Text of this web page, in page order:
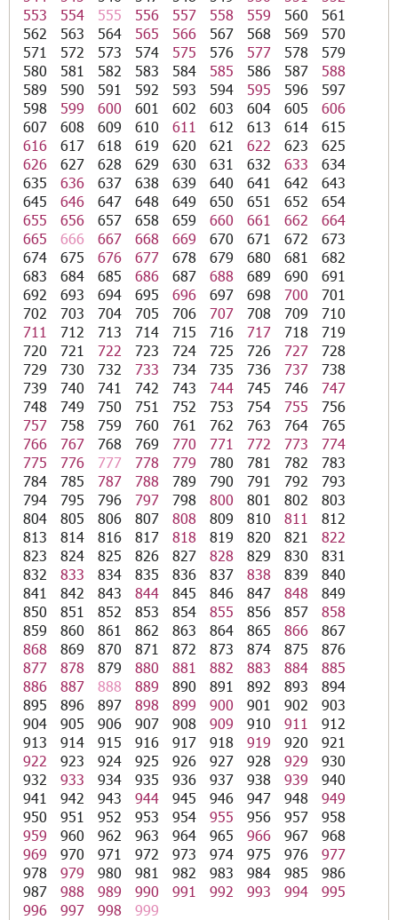
553
554 555 556 557 558 559 560
561
562
563 564 565 566 567 568 569
570
571
572 573 574 575 576 577 578
579
580
581 582 583 584 585 586 587
588
589
590 591 592 593 594 595 596
597
598
599 600 601 602 603 604 605
606
607
608 609 610 611 612 613 614
615
616
617 618 619 620 621 622 623
625
626
627 628 629 630 631 632 633
634
635
636 637 638 639 640 641 642
643
645
646 647 648 649 650 651 652
654
655
656 657 658 659 660 661 662
664
665
666 667 668 669 670 671 672
673
674
675 676 677 678 679 680 681
682
683
684 685 686 687 688 689 690
691
692
693 694 695 696 697 698 700
701
702
703 704 705 706 707 708 709
710
711
712 713 714 715 716 717 718
719
720
721 722 723 724 725 726 727
728
729
730 732 733 734 735 736 737
738
739
740 741 742 743 744 745 746
747
748
749 750 751 752 753 754 755
756
757
758 759 760 761 762 763 764
765
766
767 768 769 770 771 772 773
774
775
776 777 778 779 780 781 782
783
784
785 787 788 789 790 791 792
793
794
795 796 797 798 800 801 802
803
804
805 806 807 808 809 810 811
812
813
814 816 817 818 819 820 821
822
823
824 825 826 827 828 829 830
831
832
833 834 835 836 837 838 839
840
841
842 843 844 845 846 847 848
849
850
851 852 853 854 855 856 857
858
859
860 861 862 863 864 865 866
867
868
869 870 871 872 873 874 875
876
877
878 879 880 881 882 883 884
885
886
887 888 889 890 891 892 893
894
895
896 897 898 899 900 901 902
903
904
905 906 907 908 909 910 911
912
913
914 915 916 917 918 919 920
921
922
923 924 925 926 927 928 929
930
932
933 934 935 936 937 938 939
940
941
942 943 944 945 946 947 948
949
950
951 952 953 954 955 956 957
958
959
960 962 963 964 965 966 967
968
969
970 971 972 973 974 975 976
977
978
979 980 981 982 983 984 985
986
987
988 989 990 991 992 993 994
995
996
997 998
999